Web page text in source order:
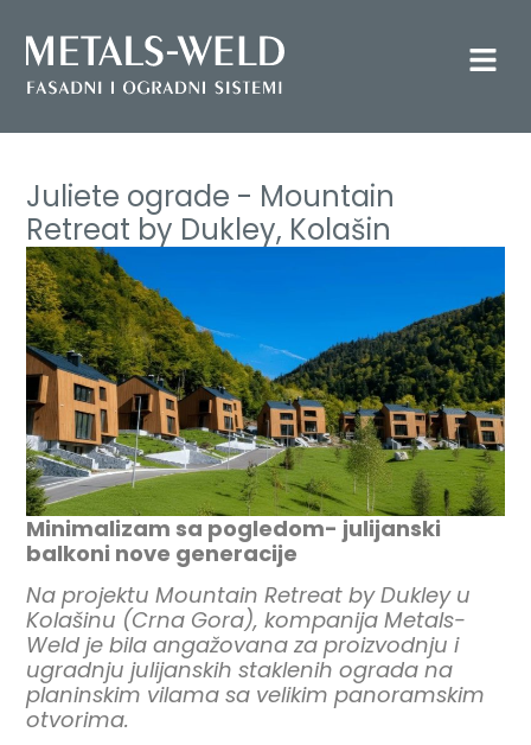
Juliete ograde - Mountain
Retreat by Dukley, Kolašin
Minimalizam sa pogledom- julijanski
balkoni nove generacije
Na projektu Mountain Retreat by Dukley u
Kolašinu (Crna Gora), kompanija Metals-
Weld je bila angažovana za proizvodnju i
ugradnju julijanskih staklenih ograda na
planinskim vilama sa velikim panoramskim
otvorima.